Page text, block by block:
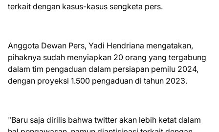
terkait dengan kasus-kasus sengketa pers.
Anggota Dewan Pers, Yadi Hendriana mengatakan,
pihaknya sudah menyiapkan 20 orang yang tergabung
dalam tim pengaduan dalam persiapan pemilu 2024,
dengan proyeksi 1.500 pengaduan di tahun 2023.
"Baru saja dirilis bahwa twitter akan lebih ketat dalam